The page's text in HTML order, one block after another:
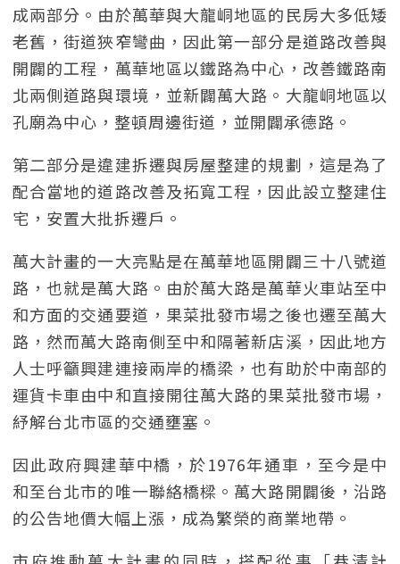
成兩部分。由於萬華與大龍峒地區的民房大多低矮
老舊，街道狹窄彎曲，因此第一部分是道路改善與
開闢的工程，萬華地區以鐵路為中心，改善鐵路南
北兩側道路與環境，並新闢萬大路。大龍峒地區以
孔廟為中心，整頓周邊街道，並開闢承德路。
第二部分是違建拆遷與房屋整建的規劃，這是為了
配合當地的道路改善及拓寬工程，因此設立整建住
宅，安置大批拆遷戶。
萬大計畫的一大亮點是在萬華地區開闢三十八號道
路，也就是萬大路。由於萬大路是萬華火車站至中
和方面的交通要道，果菜批發市場之後也遷至萬大
路，然而萬大路南側至中和隔著新店溪，因此地方
人士呼籲興建連接兩岸的橋梁，也有助於中南部的
運貨卡車由中和直接開往萬大路的果菜批發市場，
紓解台北市區的交通壅塞。
因此政府興建華中橋，於1976年通車，至今是中
和至台北市的唯一聯絡橋樑。萬大路開闢後，沿路
的公告地價大幅上漲，成為繁榮的商業地帶。